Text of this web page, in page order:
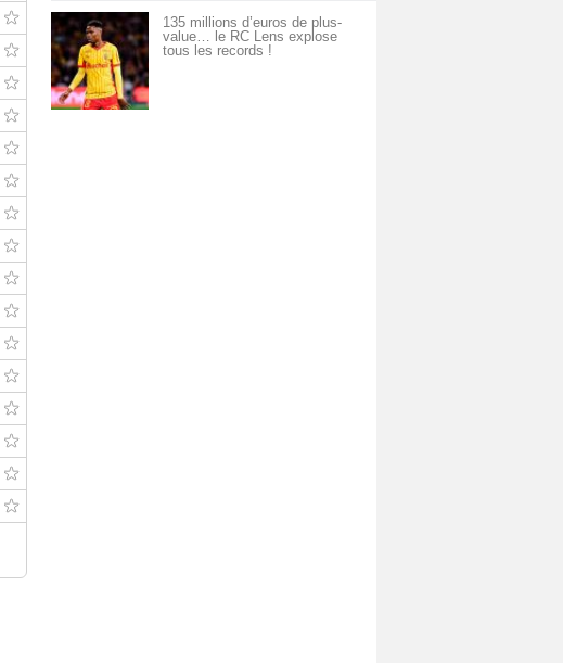
135 millions d’euros de plus-
value… le RC Lens explose
tous les records !